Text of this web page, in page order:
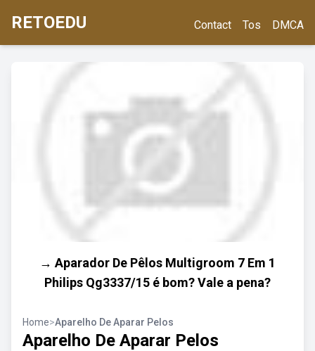
RETOEDU Contact Tos DMCA
→ Aparador De Pêlos Multigroom 7 Em 1
Philips Qg3337/15 é bom? Vale a pena?
Home>Aparelho De Aparar Pelos
Aparelho De Aparar Pelos